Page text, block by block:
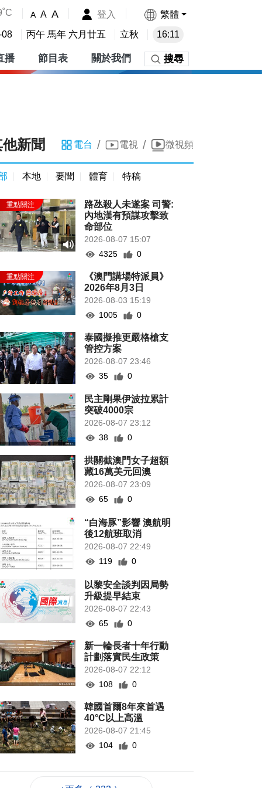
A A A 登入 繁體
08 丙午 馬年 六月廿五 立秋 16:11
播 節目表 關於我們 搜尋
新聞 電台 / 電視 / 微視頻
本地 要聞 體育 特稿
路氹殺人未遂案 司警:
內地漢有預謀攻擊致
命部位
2026-08-07 15:07
4325
0
《澳門講場特派員》
2026年8月3日
2026-08-03 15:19
1005
0
泰國擬推更嚴格槍支
管控方案
2026-08-07 23:46
35
0
民主剛果伊波拉累計
突破4000宗
2026-08-07 23:12
38
0
拱關截澳門女子超額
藏16萬美元回澳
2026-08-07 23:09
65
0
“白海豚”影響 澳航明
後12航班取消
2026-08-07 22:49
119
0
以黎安全談判因局勢
升級提早結束
2026-08-07 22:43
65
0
新一輪長者十年行動
計劃落實民生政策
2026-08-07 22:12
108
0
韓國首爾8年來首遇
40°C以上高溫
2026-08-07 21:45
104
0